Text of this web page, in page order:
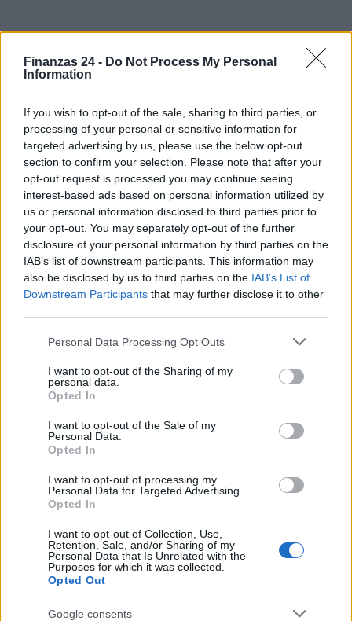
Finanzas 24 - Do Not Process My Personal
Information
If you wish to opt-out of the sale, sharing to third parties, or
processing of your personal or sensitive information for
targeted advertising by us, please use the below opt-out
section to confirm your selection. Please note that after your
opt-out request is processed you may continue seeing
interest-based ads based on personal information utilized by
us or personal information disclosed to third parties prior to
your opt-out. You may separately opt-out of the further
disclosure of your personal information by third parties on the
IAB’s list of downstream participants. This information may
also be disclosed by us to third parties on the IAB’s List of
Downstream Participants that may further disclose it to other
Please note that this website/app uses one or more Google
not limited to your visit or usage behaviour. You may click to
grant or deny consent to Google and its third-party tags to
use your data for below specified purposes in below Google
consent section.
Personal Data Processing Opt Outs
I want to opt-out of the Sharing of my
personal data.
Opted In
I want to opt-out of the Sale of my
Personal Data.
Opted In
I want to opt-out of processing my
Personal Data for Targeted Advertising.
Opted In
I want to opt-out of Collection, Use,
Retention, Sale, and/or Sharing of my
Personal Data that Is Unrelated with the
Purposes for which it was collected.
Opted Out
Google consents
Sigue leyendo
Cómo la inteligencia artificial transforma la gestión financiera
personal
Marta Ruiz · 7 Ago 2026
CRIPTOMONEDAS